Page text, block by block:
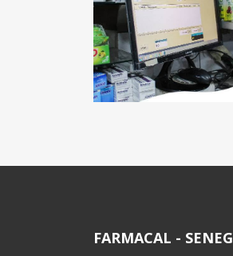
FARMACAL - SENEG